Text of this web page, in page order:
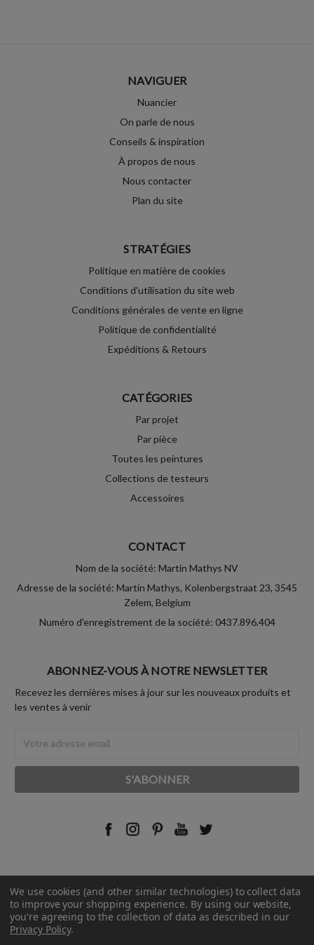
NAVIGUER
Nuancier
On parle de nous
Conseils & inspiration
À propos de nous
Nous contacter
Plan du site
STRATÉGIES
Politique en matière de cookies
Conditions d'utilisation du site web
Conditions générales de vente en ligne
Politique de confidentialité
Expéditions & Retours
CATÉGORIES
Par projet
Par pièce
Toutes les peintures
Collections de testeurs
Accessoires
CONTACT
Nom de la société: Martin Mathys NV
Adresse de la société: Martin Mathys, Kolenbergstraat 23, 3545
Zelem, Belgium
Numéro d'enregistrement de la société: 0437.896.404
ABONNEZ-VOUS À NOTRE NEWSLETTER
Recevez les dernières mises à jour sur les nouveaux produits et
les ventes à venir
Email
© 2026 Rust-Oleum France.
We use cookies (and other similar technologies) to collect data
to improve your shopping experience. By using our website,
you're agreeing to the collection of data as described in our
Privacy Policy.